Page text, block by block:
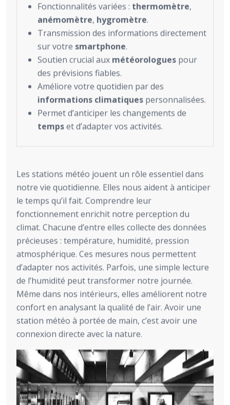
Fonctionnalités variées : thermomètre,
anémomètre, hygromètre.
Transmission des informations directement
sur votre smartphone.
Soutien crucial aux météorologues pour
des prévisions fiables.
Améliore votre quotidien par des
informations climatiques personnalisées.
Permet d’anticiper les changements de
tempset d’adapter vos activités.
Les stations météo jouent un rôle essentiel dans
notre vie quotidienne. Elles nous aident à anticiper
le temps qu’il fait. Comprendre leur
fonctionnement enrichit notre perception du
climat. Chacune d’entre elles collecte des données
précieuses : température, humidité, pression
atmosphérique. Ces mesures nous permettent
d’adapter nos activités. Parfois, une simple lecture
de l’humidité peut transformer notre journée.
Même dans nos intérieurs, elles améliorent notre
confort en analysant la qualité de l’air. Avoir une
station météo à portée de main, c’est avoir une
connexion directe avec la nature.